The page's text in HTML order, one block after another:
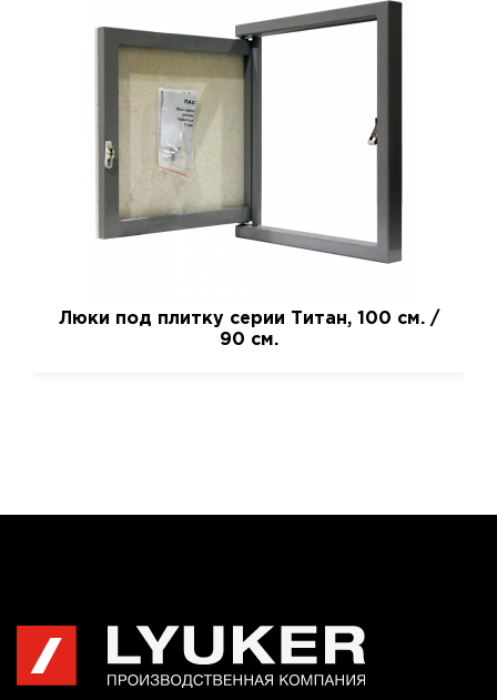
Люки под плитку серии Титан, 100 см. /
90 см.